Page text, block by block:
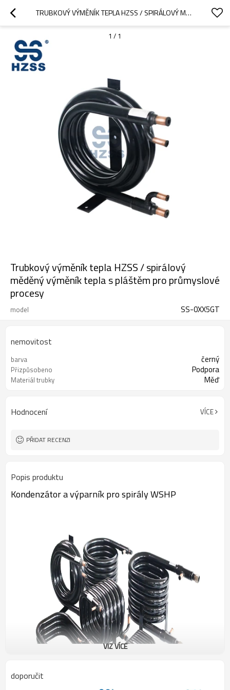
TRUBKOVÝ VÝMĚNÍK TEPLA HZSS / SPIRÁLOVÝ MĚDĚNÝ VÝMĚNÍK TEPLA S PLÁŠTĚM PRO PRŮMYSLOVÉ PROCESY
1 / 1
Trubkový výměník tepla HZSS / spirálový
měděný výměník tepla s pláštěm pro průmyslové
procesy
model SS-0XX5GT
nemovitost
barva černý
Přizpůsobeno Podpora
Materiál trubky Měď
Hodnocení VÍCE
PŘIDAT RECENZI
Popis produktu
Kondenzátor a výparník pro spirály WSHP
VIZ VÍCE
doporučit